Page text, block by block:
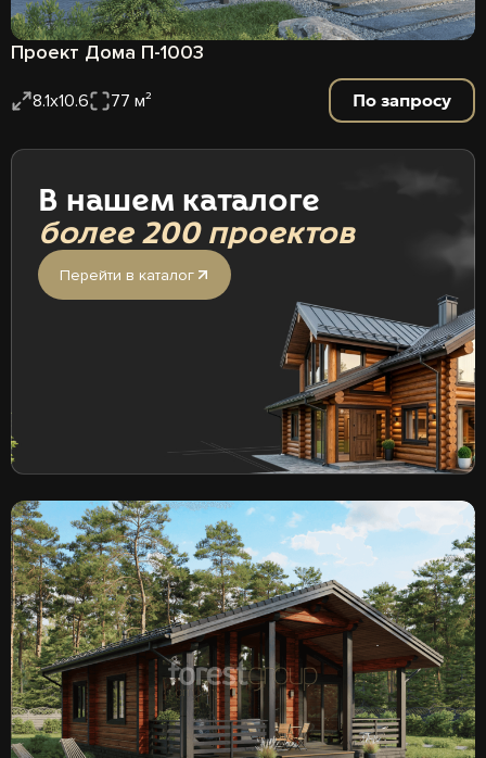
Проект Дома П-1003
8.1х10.6 77 м² По запросу
В нашем каталоге
более 200 проектов
Перейти в каталог